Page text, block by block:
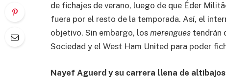
de fichajes de verano, luego de que Éder
fuera por el resto de la temporada. Así, el
objetivo. Sin embargo, los merengues tendrán
Sociedad y el West Ham United para poder
Nayef Aguerd y su carrera llena de altibajos